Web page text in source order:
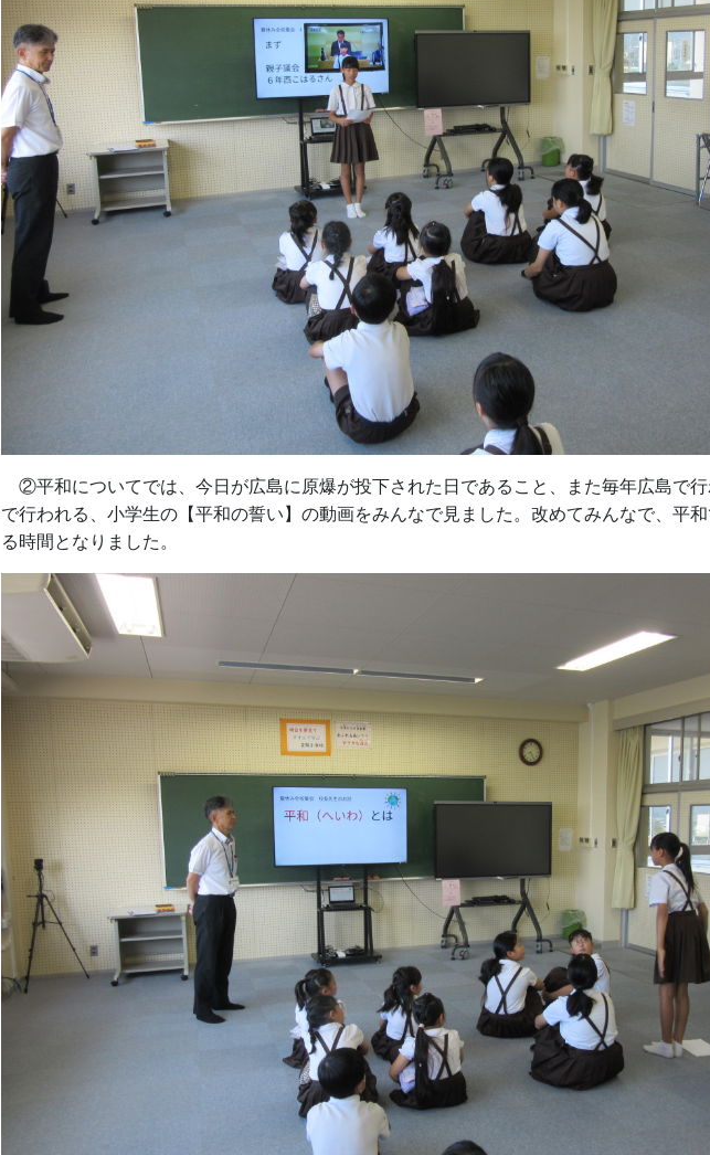
②平和についてでは、今日が広島に原爆が投下された日であること、また毎年広島で
で行われる、小学生の【平和の誓い】の動画をみんなで見ました。改めてみんなで、平
る時間となりました。